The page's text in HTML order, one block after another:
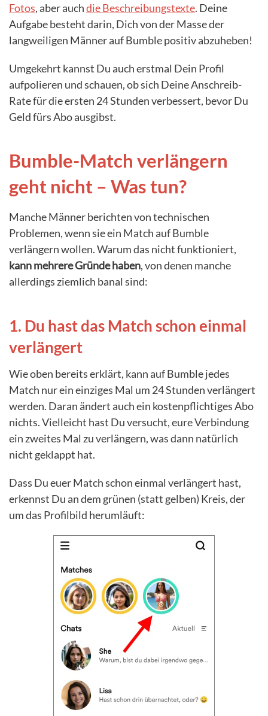
Fotos, aber auchdie Beschreibungstexte. Deine
Aufgabe besteht darin, Dich von der Masse der
langweiligen Männer auf Bumble positiv abzuheben!
Umgekehrt kannst Du auch erstmal Dein Profil
aufpolieren und schauen, ob sich Deine Anschreib-
Rate für die ersten 24 Stunden verbessert, bevor Du
Geld fürs Abo ausgibst.
Bumble-Match verlängern
geht nicht – Was tun?
Manche Männer berichten von technischen
Problemen, wenn sie ein Match auf Bumble
verlängern wollen. Warum das nicht funktioniert,
kann mehrere Gründe haben, von denen manche
allerdings ziemlich banal sind:
1. Du hast das Match schon einmal
verlängert
Wie oben bereits erklärt, kann auf Bumble jedes
Match nur ein einziges Mal um 24 Stunden verlängert
werden. Daran ändert auch ein kostenpflichtiges Abo
nichts. Vielleicht hast Du versucht, eure Verbindung
ein zweites Mal zu verlängern, was dann natürlich
nicht geklappt hat.
Dass Du euer Match schon einmal verlängert hast,
erkennst Du an dem grünen (statt gelben) Kreis, der
um das Profilbild herumläuft: